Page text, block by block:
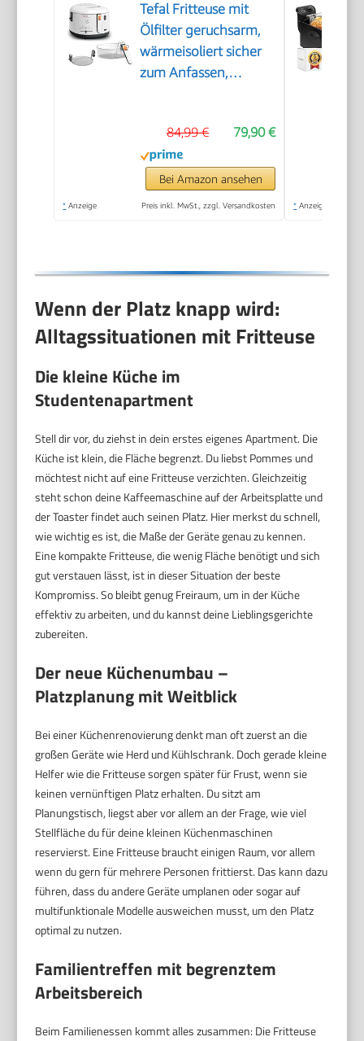
Tefal Fritteuse mit
Ölfilter geruchsarm,
wärmeisoliert sicher
zum Anfassen,
150-190°C
einstellbar,
spülmaschinenfest,
für Pommes Nuggets
79,90 €
84,99 €
Bei Amazon ansehen
* Anzeige Preis inkl. MwSt., zzgl. Versandkosten * Anzeige
Wenn der Platz knapp wird:
Alltagssituationen mit Fritteuse
Die kleine Küche im
Studentenapartment
Stell dir vor, du ziehst in dein erstes eigenes Apartment. Die
Küche ist klein, die Fläche begrenzt. Du liebst Pommes und
möchtest nicht auf eine Fritteuse verzichten. Gleichzeitig
steht schon deine Kaffeemaschine auf der Arbeitsplatte und
der Toaster findet auch seinen Platz. Hier merkst du schnell,
wie wichtig es ist, die Maße der Geräte genau zu kennen.
Eine kompakte Fritteuse, die wenig Fläche benötigt und sich
gut verstauen lässt, ist in dieser Situation der beste
Kompromiss. So bleibt genug Freiraum, um in der Küche
effektiv zu arbeiten, und du kannst deine Lieblingsgerichte
zubereiten.
Der neue Küchenumbau –
Platzplanung mit Weitblick
Bei einer Küchenrenovierung denkt man oft zuerst an die
großen Geräte wie Herd und Kühlschrank. Doch gerade kleine
Helfer wie die Fritteuse sorgen später für Frust, wenn sie
keinen vernünftigen Platz erhalten. Du sitzt am
Planungstisch, liegst aber vor allem an der Frage, wie viel
Stellfläche du für deine kleinen Küchenmaschinen
reservierst. Eine Fritteuse braucht einigen Raum, vor allem
wenn du gern für mehrere Personen frittierst. Das kann dazu
führen, dass du andere Geräte umplanen oder sogar auf
multifunktionale Modelle ausweichen musst, um den Platz
optimal zu nutzen.
Familientreffen mit begrenztem
Arbeitsbereich
Beim Familienessen kommt alles zusammen: Die Fritteuse